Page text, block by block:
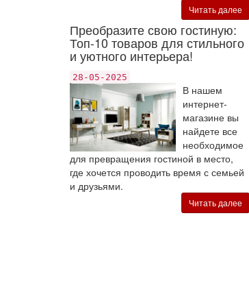
Читать далее
Преобразите свою гостиную:
Топ-10 товаров для стильного
и уютного интерьера!
28-05-2025
В нашем
интернет-
магазине вы
найдете все
необходимое
для превращения гостиной в место,
где хочется проводить время с семьей
и друзьями.
Читать далее